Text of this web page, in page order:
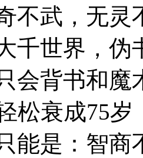
不武，无灵
千世界，伪
会背书和魔
松衰成75
能是：智